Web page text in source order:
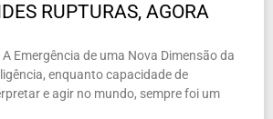
RUPTURAS, AGORA
Emergência de uma Nova Dimensão da
enquanto capacidade de
e agir no mundo, sempre foi um